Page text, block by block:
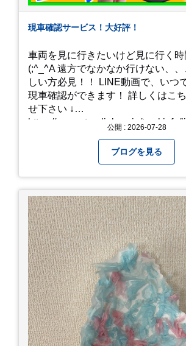
現車確認サービス！大好評！
車両を見に行きたいけど見に行く
(;^_^A 遠方でなかなか行けない、
しい方必見！！ LINE動画で、いつ
現車確認ができます！ 詳しくはこ
せ下さい ↓
https://www.steerlink.co.jp/truckinfo/
公開 : 2026-07-28
ブログを見る